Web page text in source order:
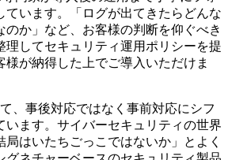
ています。「ログが出てきたらどんな
のか」など、お客様の判断を仰ぐべき
理してセキュリティ運用ポリシーを提
様が納得した上でご導入いただけま
、事後対応ではなく事前対応にシフ
います。サイバーセキュリティの世界
局はいたちごっこではないか」とよく